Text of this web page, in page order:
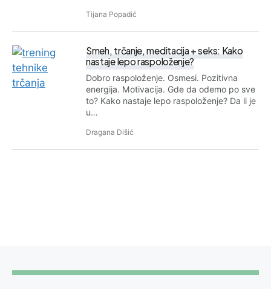
Tijana Popadić
Smeh, trčanje, meditacija + seks: Kako
nastaje lepo raspoloženje?
Dobro raspoloženje. Osmesi. Pozitivna
energija. Motivacija. Gde da odemo po sve
to? Kako nastaje lepo raspoloženje? Da li je
u…
Dragana Dišić